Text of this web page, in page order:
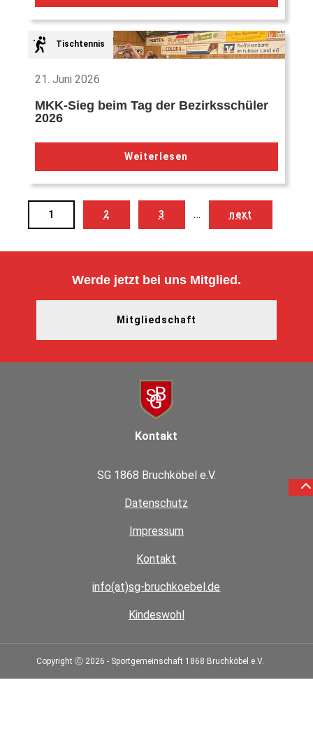
Tischtennis
21. Juni 2026
MKK-Sieg beim Tag der Bezirksschüler
2026
Weiterlesen
1 2 3 … next
Werde jetzt bei uns Mitglied.
Mitgliedschaft
Kontakt
SG 1868 Bruchköbel e.V.
Datenschutz
Impressum
Kontakt
info(at)sg-bruchkoebel.de
Kindeswohl
Copyright Ⓒ 2026 - Sportgemeinschaft 1868 Bruchköbel e.V.